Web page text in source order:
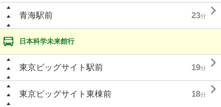
青海駅前 23分 
日本科学未来館行
東京ビッグサイト駅前 19分 
東京ビッグサイト東棟前 18分 